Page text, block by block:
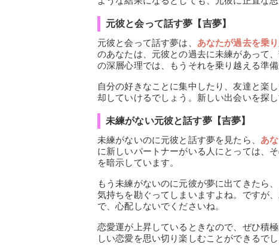
元彼と会って話す夢【吉夢】
元彼と会って話す夢は、 あなたが過去を乗
のあなたは、元彼との過去に未練があって
の深層心理では、もうそれを乗り越える準備
自分の好きなことに集中したり、友達と楽
却していけるでしょう。新しい出会いを探
未練がない元彼と話す夢【吉夢】
未練がないのに元彼と話す夢を見たら、 あ
に新しいパートナーがいる人にとっては、
を暗示しています。
もう未練がないのに元彼が夢に出てきたら
気持ちを勘ぐってしまいますよね。ですが
で、心配しないでくださいね。
恋愛運が上昇しているときなので、ぜひ積
しい恋愛を思い切り楽しむことができるでし